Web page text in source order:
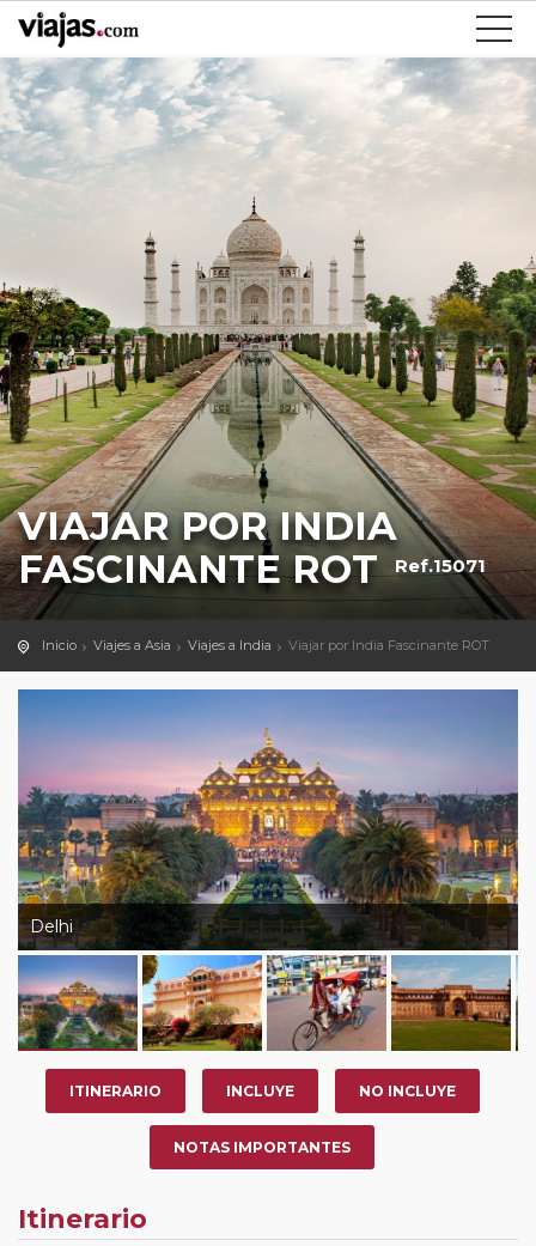
VIAJAR POR INDIA
FASCINANTE ROT
Ref.15071
Inicio Viajes a Asia Viajes a India Viajar por India Fascinante ROT
Delhi
ITINERARIO INCLUYE NO INCLUYE
NOTAS IMPORTANTES
Itinerario